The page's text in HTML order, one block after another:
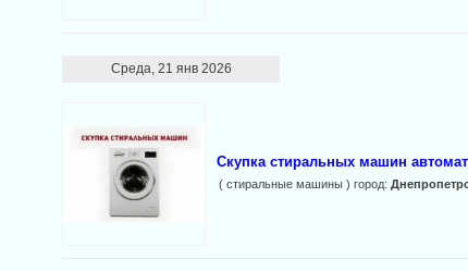
Среда, 21 янв 2026
Скупка стиральных машин
( стиральные машины ) город: